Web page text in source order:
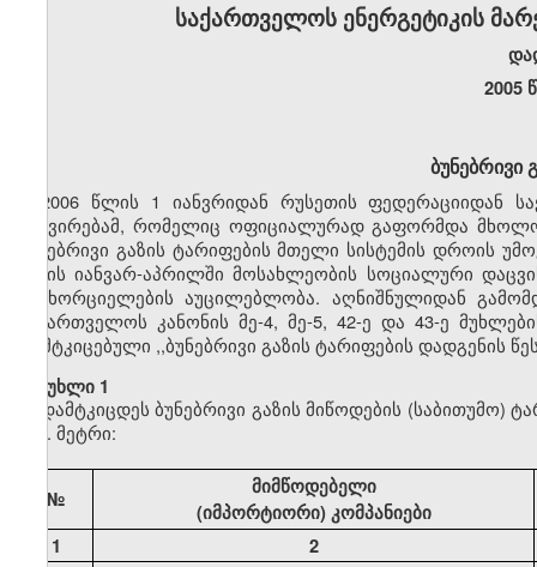
საქართველოს ენერგეტიკის
2005
ბუნებრივი
2006 წლის 1 იანვრიდან რუსეთის ფედერაციიდან
გაძვირებამ, რომელიც ოფიციალურად გაფორმდა
ბუნებრივი გაზის ტარიფების მთელი სისტემის დროის
წლის იანვარ-აპრილში მოსახლეობის სოციალური
განხორციელების აუცილებლობა. აღნიშნულიდან
საქართველოს კანონის მე-4, მე-5, 42-ე და 43-ე
დამტკიცებული ,,ბუნებრივი გაზის ტარიფების დადგენის
მუხლი 1
დამტკიცდეს ბუნებრივი გაზის მიწოდების
კუბ. მეტრი:
№
მიმწოდებელი
(იმპორტიორი) კომპანიები
1
2